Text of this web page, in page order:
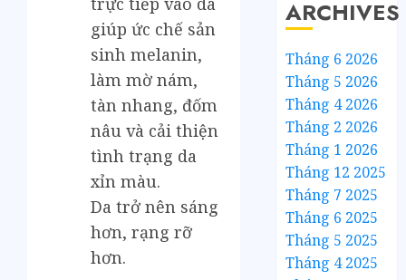
giúp ức chế sản
sinh melanin,
làm mờ nám,
tàn nhang, đốm
nâu và cải thiện
tình trạng da
xỉn màu.
Da trở nên sáng
hơn, rạng rỡ
hơn.
ARCHIVES
Tháng 6 2026
Tháng 5 2026
Tháng 4 2026
Tháng 2 2026
Tháng 1 2026
Tháng 12 2025
Tháng 7 2025
Tháng 6 2025
Tháng 5 2025
Tháng 4 2025